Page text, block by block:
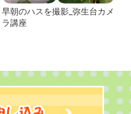
早朝のハスを撮影_弥生台カメ
ラ講座